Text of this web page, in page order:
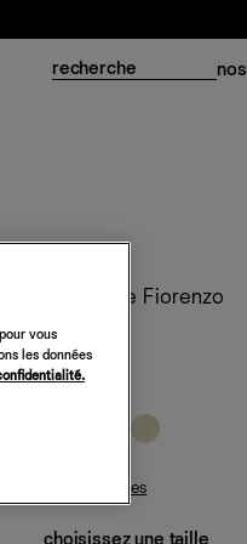
Top en soie Fiorenzo
158 €
guide des tailles
vous
les données